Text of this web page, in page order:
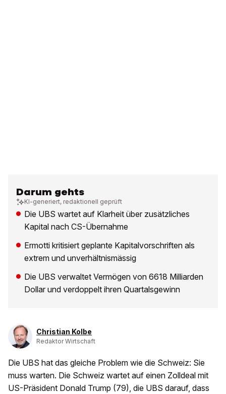
Darum gehts
KI-generiert, redaktionell geprüft
Die UBS wartet auf Klarheit über zusätzliches
Kapital nach CS-Übernahme
Ermotti kritisiert geplante Kapitalvorschriften als
extrem und unverhältnismässig
Die UBS verwaltet Vermögen von 6618 Milliarden
Dollar und verdoppelt ihren Quartalsgewinn
Christian Kolbe
Redaktor Wirtschaft
Die UBS hat das gleiche Problem wie die Schweiz: Sie
muss warten. Die Schweiz wartet auf einen Zolldeal mit
US-Präsident Donald Trump (79), die UBS darauf, dass